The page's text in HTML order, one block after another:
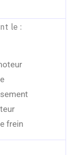
le :
frein